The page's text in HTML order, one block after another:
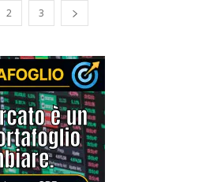
2 3